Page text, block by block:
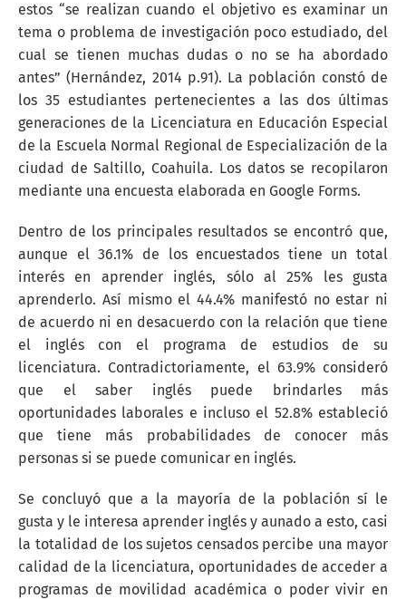
estos “se realizan cuando el objetivo es examinar un
tema o problema de investigación poco estudiado, del
cual se tienen muchas dudas o no se ha abordado
antes” (Hernández, 2014 p.91). La población constó de
los 35 estudiantes pertenecientes a las dos últimas
generaciones de la Licenciatura en Educación Especial
de la Escuela Normal Regional de Especialización de la
ciudad de Saltillo, Coahuila. Los datos se recopilaron
mediante una encuesta elaborada en Google Forms.
Dentro de los principales resultados se encontró que,
aunque el 36.1% de los encuestados tiene un total
interés en aprender inglés, sólo al 25% les gusta
aprenderlo. Así mismo el 44.4% manifestó no estar ni
de acuerdo ni en desacuerdo con la relación que tiene
el inglés con el programa de estudios de su
licenciatura. Contradictoriamente, el 63.9% consideró
que el saber inglés puede brindarles más
oportunidades laborales e incluso el 52.8% estableció
que tiene más probabilidades de conocer más
personas si se puede comunicar en inglés.
Se concluyó que a la mayoría de la población sí le
gusta y le interesa aprender inglés y aunado a esto, casi
la totalidad de los sujetos censados percibe una mayor
calidad de la licenciatura, oportunidades de acceder a
programas de movilidad académica o poder vivir en